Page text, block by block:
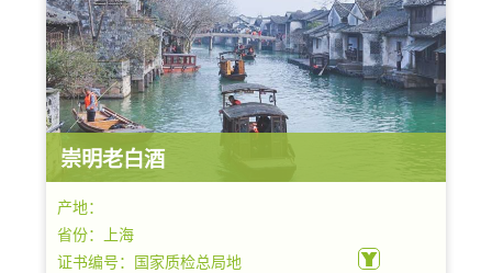
崇明老白酒
产地：
省份：上海
证书编号：国家质检总局地